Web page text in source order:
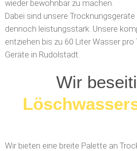
wieder bewohnbar zu machen.
Dabei sind unsere
dennoch leistungsstark. Unsere
entziehen bis zu 60 Liter Wasser pro
Geräte in Rudolstadt.
Wir
Wir bieten eine breite Palette an